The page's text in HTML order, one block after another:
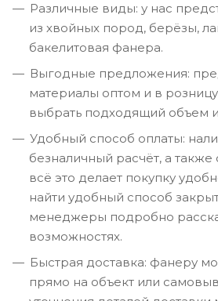
Различные виды: у нас
из хвойных пород, берёзы,
бакелитовая фанера.
Выгодные предложения:
материалы оптом и в
выбрать подходящий объем
Удобный способ оплаты:
безналичный расчёт, а
всё это делает покупку
найти удобный способ
менеджеры подробно
возможностях.
Быстрая доставка: фанеру
прямо на объект или